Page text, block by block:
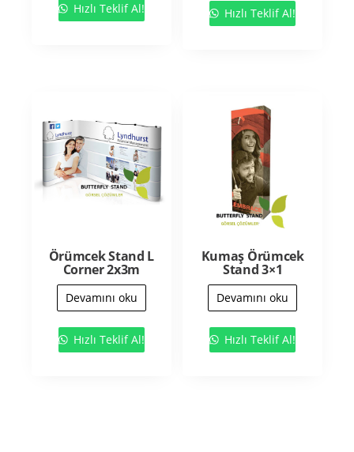
Hızlı Teklif Al! Hızlı Teklif Al!
Örümcek Stand L
Corner 2x3m
Devamını oku
Hızlı Teklif Al!
Kumaş Örümcek
Stand 3×1
Devamını oku
Hızlı Teklif Al!